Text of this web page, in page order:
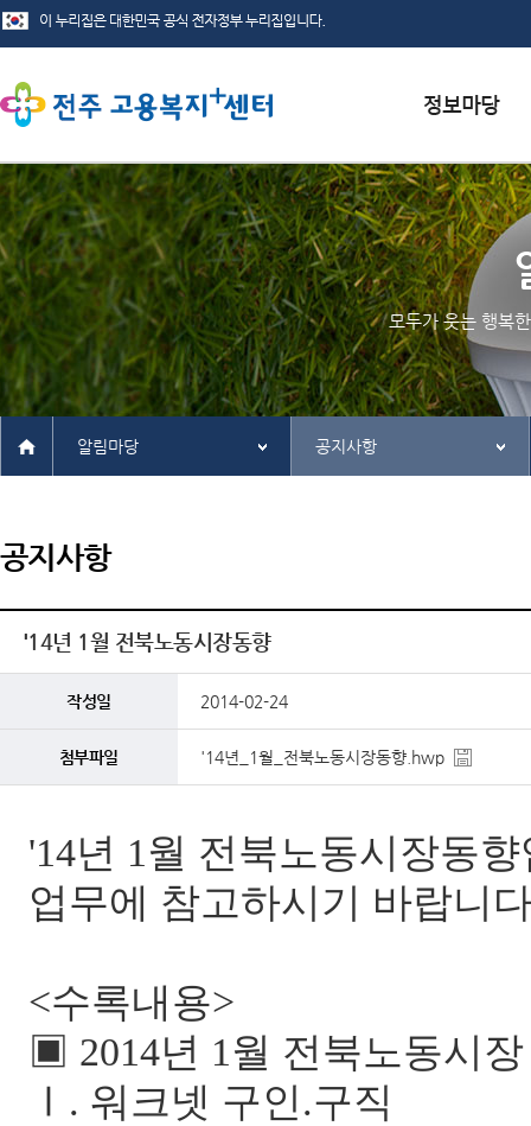
서식자료실
채용정보
인재정보
관련사이트
모두가 웃는 행복
알림마당 공지사항
공지사항
'14년 1월 전북노동시장동향
작성일 2014-02-24
첨부파일 '14년_1월_전북노동시장동향.hwp
'14년 1월 전북노동시장동
업무에 참고하시기 바랍니
<수록내용>
▣ 2014년 1월 전북노동시
Ⅰ . 워크넷 구인.구직